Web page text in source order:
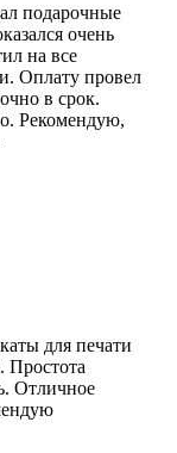
подарочные
очень
на все
Оплату провел
в срок.
Рекомендую,
для печати
Простота
Отличное